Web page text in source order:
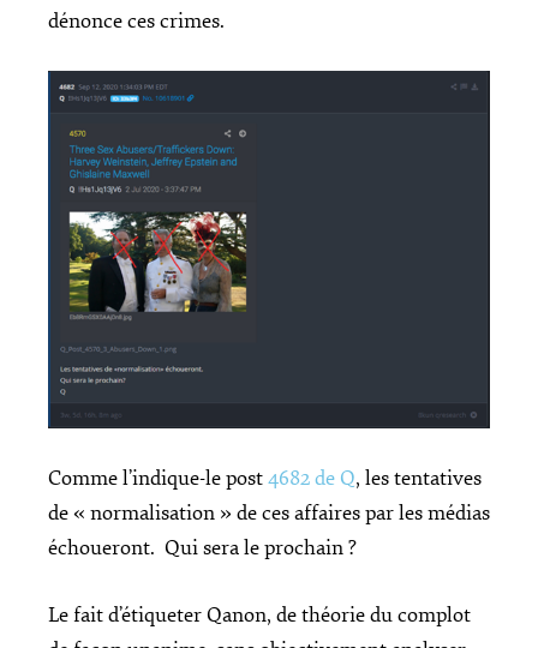
dénonce ces crimes.
Comme l’indique-le post4682 de Q, les tentatives
de « normalisation » de ces affaires par les médias
échoueront. Qui sera le prochain ?
Le fait d’étiqueter Qanon, de théorie du complot